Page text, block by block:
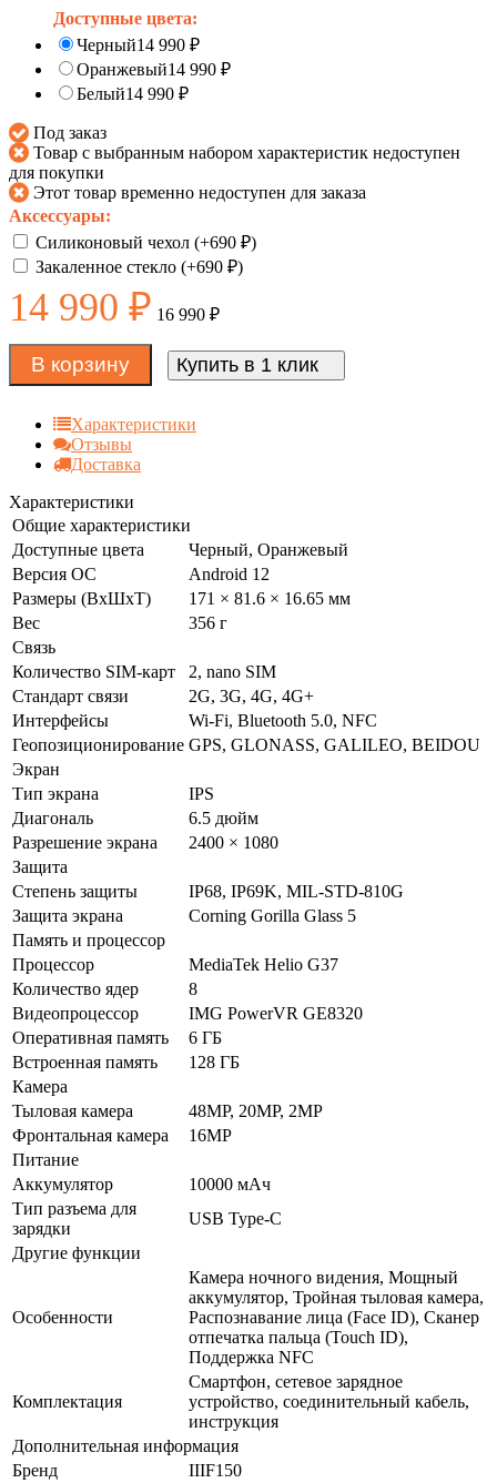
Доступные цвета:
Черный14 990 ₽
Оранжевый14 990 ₽
Белый14 990 ₽
Под заказ
Товар с выбранным набором характеристик недоступен
для покупки
Этот товар временно недоступен для заказа
Аксессуары:
Силиконовый чехол (+690 ₽)
Закаленное стекло (+690 ₽)
14 990 ₽ 16 990 ₽
В корзину Купить в 1 клик
Характеристики
Отзывы
Доставка
Характеристики
Общие характеристики
Доступные цвета
Черный, Оранжевый
Версия ОС
Android 12
Размеры (ВxШxТ)
171 × 81.6 × 16.65 мм
Вес
356 г
Связь
Количество SIM-карт
2, nano SIM
Стандарт связи
2G, 3G, 4G, 4G+
Интерфейсы
Wi-Fi, Bluetooth 5.0, NFC
Геопозиционирование GPS, GLONASS, GALILEO, BEIDOU
Экран
Тип экрана
IPS
Диагональ
6.5 дюйм
Разрешение экрана
2400 × 1080
Защита
Степень защиты
IP68, IP69K, MIL-STD-810G
Защита экрана
Corning Gorilla Glass 5
Память и процессор
Процессор
MediaTek Helio G37
Количество ядер
8
Видеопроцессор
IMG PowerVR GE8320
Оперативная память
6 ГБ
Встроенная память
128 ГБ
Камера
Тыловая камера
48MP, 20MP, 2MP
Фронтальная камера
16MP
Питание
Аккумулятор
10000 мАч
Тип разъема для
зарядки
USB Type-C
Другие функции
Особенности
Камера ночного видения, Мощный
аккумулятор, Тройная тыловая камера,
Распознавание лица (Face ID), Сканер
отпечатка пальца (Touch ID),
Поддержка NFC
Комплектация
Смартфон, сетевое зарядное
устройство, соединительный кабель,
инструкция
Дополнительная информация
Бренд
IIIF150